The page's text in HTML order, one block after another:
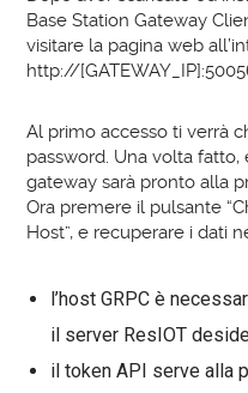
Base Station Gateway
visitare la pagina web
http://
Al primo accesso ti verrà
password. Una volta
gateway sarà pronto alla
Ora premere il pulsante
Host”, e recuperare i dati
l’host GRPC è
il server ResIOT
il token API serve alla